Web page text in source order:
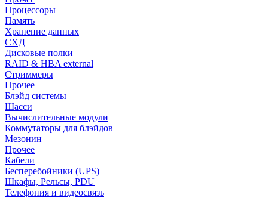
Процессоры
Память
Хранение данных
СХД
Дисковые полки
RAID & HBA external
Стриммеры
Прочее
Блэйд системы
Шасси
Вычислительные модули
Коммутаторы для блэйдов
Мезонин
Прочее
Кабели
Бесперебойники (UPS)
Шкафы, Рельсы, PDU
Телефония и видеосвязь